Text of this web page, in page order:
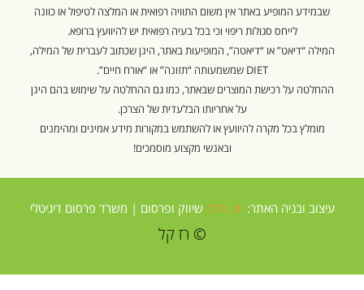
שבמידע המופיע באתר אין משום התוויה רפואית או המלצה לטיפול או כוונה
לייחס סגולות ריפוי וכי בכל בעיה רפואית יש להיוועץ ברופא.
המילה “דיאט” או “דיאטה”, המופיעות באתר, הינן שכתוב לעברית של המילה,
DIET שמשמעותה “תזונה” או “אורח חיים”.
ההחלטה על רכישת המוצרים שבאתר, כמו גם ההחלטה על שימוש בהם הינן
על אחריותו הבלעדית של הצרכן.
מומלץ בכל מקרה להיוועץ או להשתמש במקורות מידע אמינים ומהימנים
ובאנשי מקצוע מוסמכים!
עיצוב ובניה האתר:יוני מלכי שיווק ופרסום | משרד פרסום דיגיטלי
© רז קל